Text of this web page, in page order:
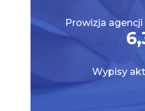
Prowizja
Wypisy